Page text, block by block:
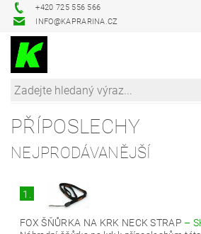
+420 725 556 566
INFO@KAPRARINA.CZ
PŘÍPOSLECHY
NEJPRODÁVANĚJŠÍ
1.
FOX ŠŇŮRKA NA KRK NECK STRAP –